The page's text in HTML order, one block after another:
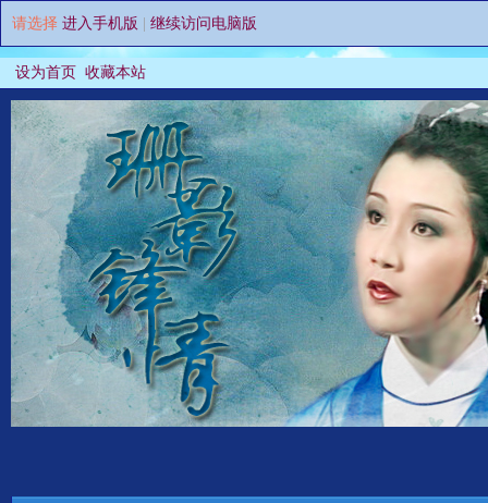
请选择 进入手机版 继续访问电脑版
设为首页 收藏本站